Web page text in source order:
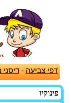
דפי צביעה -דיסני
פינוקיו